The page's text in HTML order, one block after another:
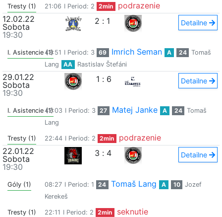
Tresty (1) 21:06 I Period: 2 2min
podrazenie
12.02.22
Sobota
19:30
2 : 1 Detailne
I. Asistencie (1)43:51 I Period: 3 69 Imrich Seman A 24
Tomaš
Lang
AA Rastislav Štefáni
29.01.22
Sobota
19:30
1 : 6 Detailne
I. Asistencie (1)42:03 I Period: 3 27 Matej Janke A 24
Tomaš
Lang
Tresty (1) 22:44 I Period: 2 2min
podrazenie
22.01.22
Sobota
19:30
3 : 4 Detailne
Góly (1) 08:27 I Period: 1 24 Tomaš Lang A 10
Jozef
Kerekeš
Tresty (1) 22:11 I Period: 2 2min
seknutie